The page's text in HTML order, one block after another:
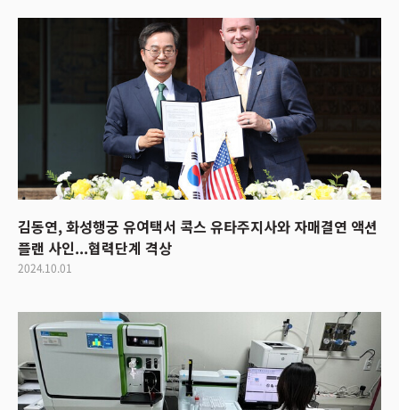
김동연, 화성행궁 유여택서 콕스 유타주지사와 자매결연 액션
플랜 사인...협력단계 격상
2024.10.01